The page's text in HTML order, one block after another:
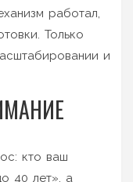
работал,
Только
и
кто ваш
40 лет», а